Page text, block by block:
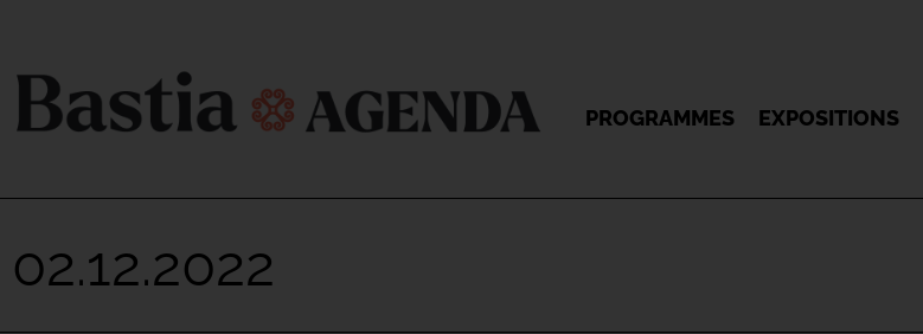
PROGRAMMES EXPOSITIONS
02.12.2022